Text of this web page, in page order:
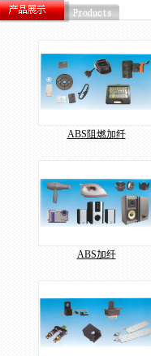
ABS阻燃加纤
ABS加纤